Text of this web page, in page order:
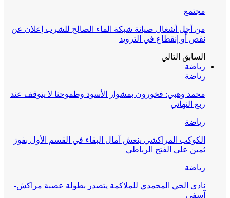
مجتمع
من أجل أشغال صيانة شبكة الماء الصالح للشرب إعلان عن
نقص أو إنقطاع في التزويد
السابق التالي
رياضة
رياضة
محمد وهبي: فخورون بمشوار الأسود وطموحنا لا يتوقف عند
ربع النهائي
رياضة
الكوكب المراكشي ينعش آمال البقاء في القسم الأول بفوز
ثمين على الفتح الرباطي
رياضة
نادي الحي المحمدي للملاكمة يتصدر بطولة عصبة مراكش-
آسفي